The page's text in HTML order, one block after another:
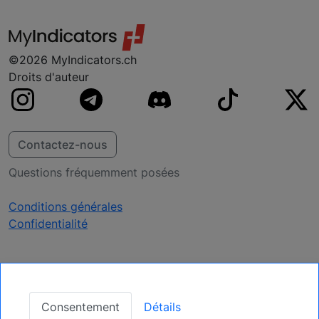
©2026 MyIndicators.ch
Droits d'auteur
Contactez-nous
Questions fréquemment posées
Conditions générales
Confidentialité
jourConsentement Détails